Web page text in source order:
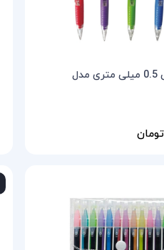
مداد نوکی 0.5 میلی متری مدل